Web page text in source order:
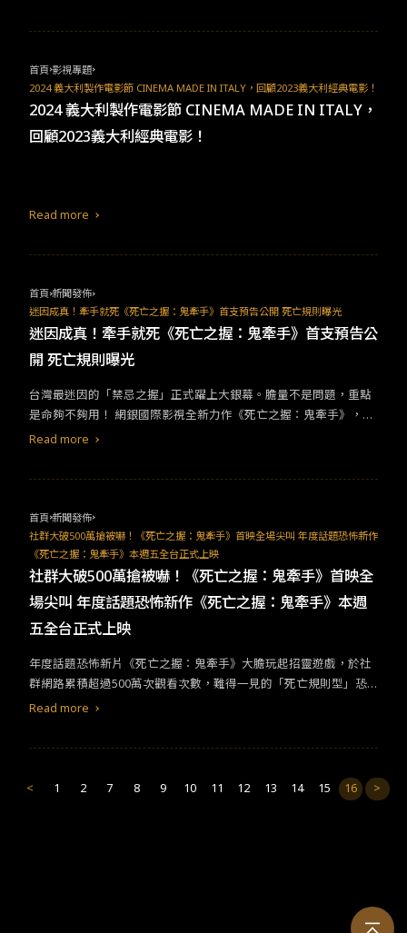
強烈的情感變化及豐富的演技呈現也是本片的一大看點。▪︎《Dead
Man》電影劇照/演員金喜愛，圖片來源：팔레트픽처스 。 ▶看點4-
沈女士（金喜愛 飾） 演員金喜愛在片中飾演沈女士，從事的行業是
會選擇包庇政治界的大人物嗎？還是會選擇幫助一無所有的李萬財
首頁 影視專題
2024 義大利製作電影節 CINEMA MADE IN ITALY，回顧2023義大利經典電影！
2024 義大利製作電影節 CINEMA MADE IN ITALY，
回顧2023義大利經典電影！
Read more
首頁 新聞發佈
迷因成真！牽手就死《死亡之握：鬼牽手》首支預告公開 死亡規則曝光
迷因成真！牽手就死《死亡之握：鬼牽手》首支預告公
開 死亡規則曝光
台灣最迷因的「禁忌之握」正式躍上⼤銀幕。膽量不是問題，重點
是命夠不夠⽤！ 網銀國際影視全新⼒作《死亡之握：⿁牽⼿》，顛
覆台灣恐怖電影節奏，開創⾸⾒ 「死亡規則型」恐怖爽片。集結嚴
Read more
首頁 新聞發佈
社群大破500萬搶被嚇！《死亡之握：鬼牽手》首映全場尖叫 年度話題恐怖新作
《死亡之握：鬼牽手》本週五全台正式上映
社群大破500萬搶被嚇！《死亡之握：鬼牽手》首映全
場尖叫 年度話題恐怖新作《死亡之握：鬼牽手》本週
五全台正式上映
年度話題恐怖新片《死亡之握：鬼牽手》大膽玩起招靈遊戲，於社
群網路累積超過500萬次觀看次數，難得一見的「死亡規則型」恐
怖片，掀起網友熱烈討論，備受各界矚目，今晚舉辦首映會眾星雲
持這部勇於開創台灣恐怖片類型的電影。 導演王晧表示，這部片融
合了很多元素，不走傳統鬼片風格，有點像是複合式恐怖片，而恐
路不明的鴿子屍體，留下斑斑血跡和大量羽毛，眾人聽了倒吸一口
氣，直喊太恐怖！ 嚴正嵐三度演出恐怖片，飾演高中老師恩妤，嚴
Read more
< 1 2 7 8 9 10 11 12 13 14 15 16 >